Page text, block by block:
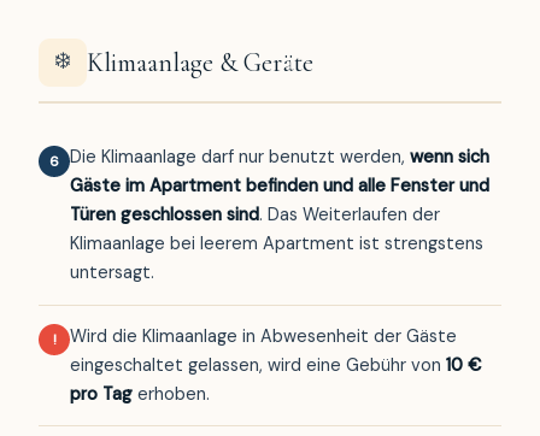
❄️ Klimaanlage & Geräte
6 Die Klimaanlage darf nur benutzt werden, wenn sich
Gäste im Apartment befinden und alle Fenster und
Türen geschlossen sind. Das Weiterlaufen der
Klimaanlage bei leerem Apartment ist strengstens
untersagt.
!
Wird die Klimaanlage in Abwesenheit der Gäste
eingeschaltet gelassen, wird eine Gebühr von 10 €
pro Tag erhoben.